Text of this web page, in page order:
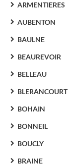
ARMENTIERES
AUBENTON
BAULNE
BEAUREVOIR
BELLEAU
BLERANCOURT
BOHAIN
BONNEIL
BOUCLY
BRAINE